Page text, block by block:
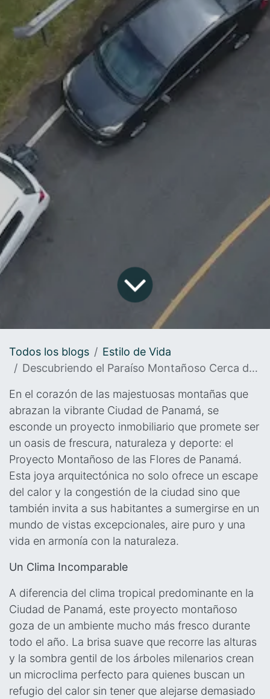
Todos los blogs
Estilo de Vida
Descubriendo el Paraíso Montañoso Cerca de la Ciudad de Panamá: Un Proyecto Inmobiliario Único
En el corazón de las majestuosas montañas que
abrazan la vibrante Ciudad de Panamá, se
esconde un proyecto inmobiliario que promete ser
un oasis de frescura, naturaleza y deporte: el
Proyecto Montañoso de las Flores de Panamá.
Esta joya arquitectónica no solo ofrece un escape
del calor y la congestión de la ciudad sino que
también invita a sus habitantes a sumergirse en un
mundo de vistas excepcionales, aire puro y una
vida en armonía con la naturaleza.
Un Clima Incomparable
A diferencia del clima tropical predominante en la
Ciudad de Panamá, este proyecto montañoso
goza de un ambiente mucho más fresco durante
todo el año. La brisa suave que recorre las alturas
y la sombra gentil de los árboles milenarios crean
un microclima perfecto para quienes buscan un
refugio del calor sin tener que alejarse demasiado